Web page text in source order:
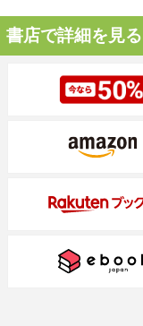
書店で詳細を見る